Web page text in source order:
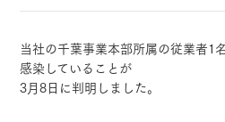
当社の千葉事業本部所属の従業者1
感染していることが
3月8日に判明しました。